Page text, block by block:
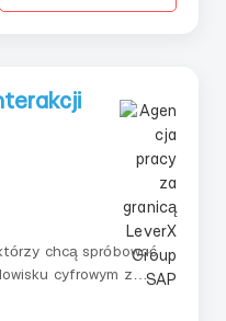
chcą spróbować
cyfrowym z